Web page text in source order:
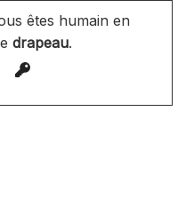
êtes humain en
drapeau.